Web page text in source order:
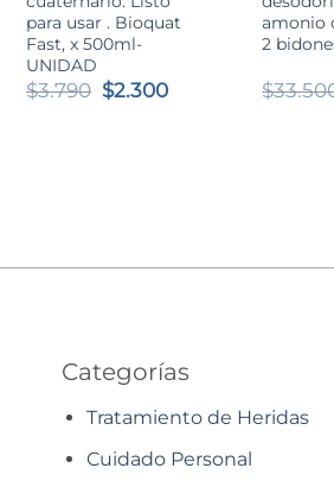
para usar . Bioquat
Fast, x 500ml-
UNIDAD
$3.790 El
$2.300El
amonio
2
$
Categorías
Tratamiento de Heridas
Cuidado Personal